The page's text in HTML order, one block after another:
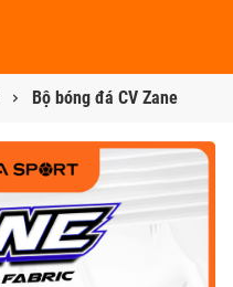
Bộ bóng đá CV Zane